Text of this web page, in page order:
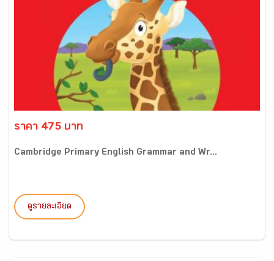
ราคา 475 บาท
Cambridge Primary English Grammar and Wr...
ดูรายละเอียด